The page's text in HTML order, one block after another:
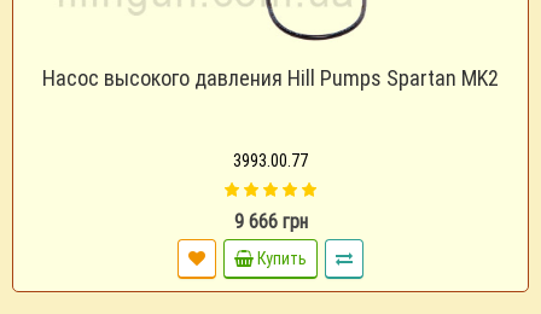
Насос высокого давления Hill Pumps Spartan MK2
3993.00.77
9 666 грн
Купить